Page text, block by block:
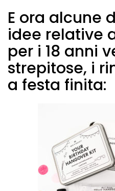
E ora alcune
idee relative
per i 18 anni
strepitose, i
a festa finita: